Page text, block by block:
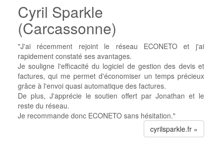
Cyril Sparkle
(Carcassonne)
"J'ai récemment rejoint le réseau ECONETO et j'ai
rapidement constaté ses avantages.
Je souligne l'efficacité du logiciel de gestion des devis et
factures, qui me permet d'économiser un temps précieux
grâce à l'envoi quasi automatique des factures.
De plus, J'apprécie le soutien offert par Jonathan et le
reste du réseau.
Je recommande donc ECONETO sans hésitation."
cyrilsparkle.fr »